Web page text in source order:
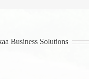
Business Solutions